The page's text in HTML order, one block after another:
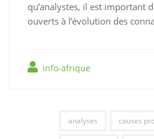
qu’analystes, il est important
ouverts à l’évolution des
info-afrique
analyses causes